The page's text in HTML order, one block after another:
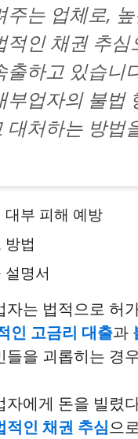
주는 업체로,
적인 채권 추심
출하고 있습니
부업자의 불법
대처하는 방법
대부 피해 예방
방법
설명서
자는 법적으로 허
인 고금리 대출과
들을 괴롭히는 경
자에게 돈을 빌렸
적인 채권 추심으